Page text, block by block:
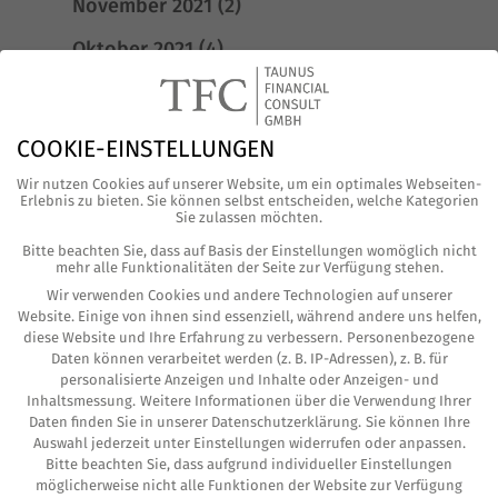
November 2021 (2)
Oktober 2021(4)
August 2021
(1)
Juni 2021(3)
Mai 2021(4)
(6)
März 2021(2)
Februar 2021(4)
Januar 2021(2)
Dezember 2020(2)
November 2020(2)
Oktober 2020(1)
COOKIE-EINSTELLUNGEN
Wir nutzen Cookies auf unserer Website, um ein optimales Webseiten-
Erlebnis zu bieten. Sie können selbst entscheiden, welche Kategorien
Sie zulassen möchten.
Bitte beachten Sie, dass auf Basis der Einstellungen womöglich nicht
mehr alle Funktionalitäten der Seite zur Verfügung stehen.
Wir verwenden Cookies und andere Technologien auf unserer
Website. Einige von ihnen sind essenziell, während andere uns helfen,
diese Website und Ihre Erfahrung zu verbessern. Personenbezogene
Daten können verarbeitet werden (z. B. IP-Adressen), z. B. für
personalisierte Anzeigen und Inhalte oder Anzeigen- und
Inhaltsmessung. Weitere Informationen über die Verwendung Ihrer
Daten finden Sie in unserer Datenschutzerklärung. Sie können Ihre
Auswahl jederzeit unter Einstellungen widerrufen oder anpassen.
Bitte beachten Sie, dass aufgrund individueller Einstellungen
möglicherweise nicht alle Funktionen der Website zur Verfügung